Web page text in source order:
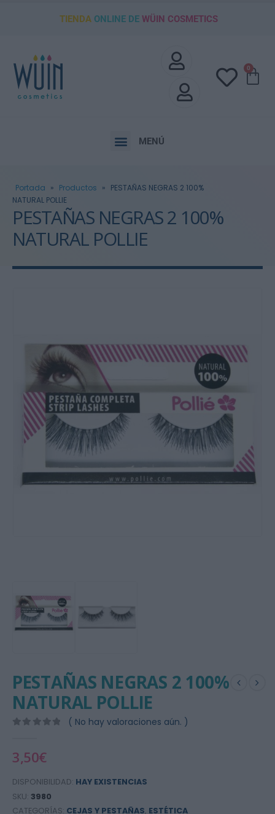
TIENDAONLINE DE WÜIN COSMETICS
0
MENÚ
Portada » Productos » PESTAÑAS NEGRAS 2 100%
NATURAL POLLIE
PESTAÑAS NEGRAS 2 100%
NATURAL POLLIE
PESTAÑAS NEGRAS 2 100%
NATURAL POLLIE
( No hay valoraciones aún. )
3,50€
DISPONIBILIDAD: HAY EXISTENCIAS
SKU: 3980
CATEGORÍAS: CEJAS Y PESTAÑAS, ESTÉTICA